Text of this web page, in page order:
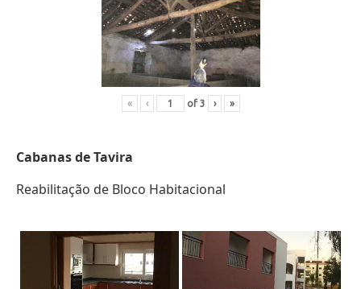
« ‹ of 3 › »
Cabanas de Tavira
Reabilitação de Bloco Habitacional